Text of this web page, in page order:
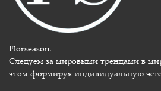
Florseason.
Следуем за мировыми трендами в
этом формируя индивидуальную